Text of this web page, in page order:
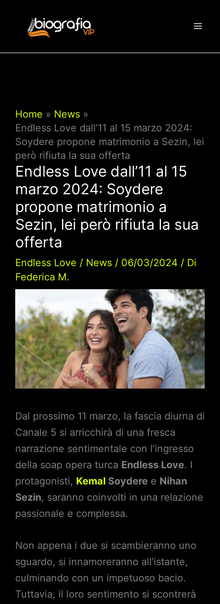
contenuto
Home
News
Endless Love dall’11 al 15 marzo 2024:
Soydere propone matrimonio a Sezin, lei
però rifiuta la sua offerta
Endless Love dall’11 al 15
marzo 2024: Soydere
propone matrimonio a
Sezin, lei però rifiuta la sua
offerta
Endless Love / News/ 06/03/2024 / Di
Federica M.
Dal prossimo 11 marzo, la fascia diurna di
Canale 5 si arricchirà di una fresca
narrazione sentimentale con l’ingresso
della soap opera turca Endless Love. I
protagonisti, KemalSoydere e Nihan
Sezin, saranno coinvolti in una relazione
passionale e complessa.
Non appena i due si scambieranno uno
sguardo, si innamoreranno all’istante,
culminando con un impetuoso bacio.
Tuttavia, il loro sentimento si scontrerà